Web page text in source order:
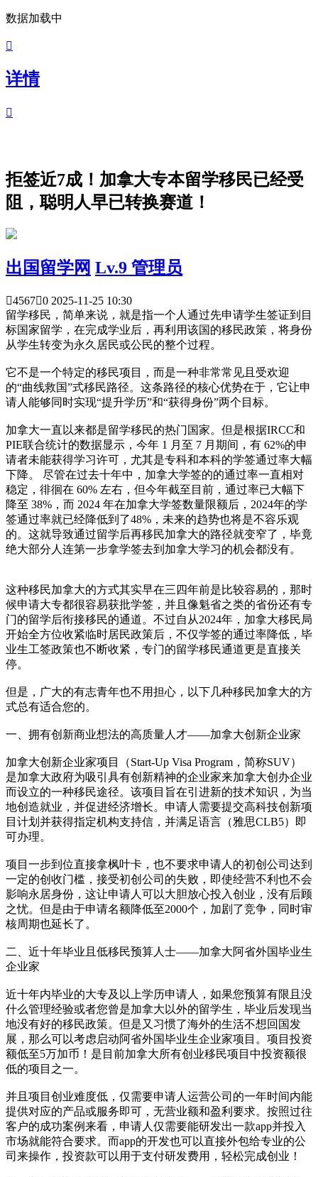
数据加载中

详情

拒签近7成！加拿大专本留学移民已经受
阻，聪明人早已转换赛道！
出国留学网 Lv.9 管理员
45670 2025-11-25 10:30
留学移民，简单来说，就是指一个人通过先申请学生签证到目
标国家留学，在完成学业后，再利用该国的移民政策，将身份
从学生转变为永久居民或公民的整个过程。
它不是一个特定的移民项目，而是一种非常常见且受欢迎
的“曲线救国”式移民路径。这条路径的核心优势在于，它让申
请人能够同时实现“提升学历”和“获得身份”两个目标。
加拿大一直以来都是留学移民的热门国家。但是根据IRCC和
PIE联合统计的数据显示，今年 1 月至 7 月期间，有 62%的申
请者未能获得学习许可，尤其是专科和本科的学签通过率大幅
下降。 尽管在过去十年中，加拿大学签的的通过率一直相对
稳定，徘徊在 60% 左右，但今年截至目前，通过率已大幅下
降至 38%，而 2024 年在加拿大学签数量限额后，2024年的学
签通过率就已经降低到了48%，未来的趋势也将是不容乐观
的。这就导致通过留学后再移民加拿大的路径就变窄了，毕竟
绝大部分人连第一步拿学签去到加拿大学习的机会都没有。
这种移民加拿大的方式其实早在三四年前是比较容易的，那时
候申请大专都很容易获批学签，并且像魁省之类的省份还有专
门的留学后衔接移民的通道。不过自从2024年，加拿大移民局
开始全方位收紧临时居民政策后，不仅学签的通过率降低，毕
业生工签政策也不断收紧，专门的留学移民通道更是直接关
停。
但是，广大的有志青年也不用担心，以下几种移民加拿大的方
式总有适合您的。
一、拥有创新商业想法的高质量人才——加拿大创新企业家
加拿大创新企业家项目（Start-Up Visa Program，简称SUV）
是加拿大政府为吸引具有创新精神的企业家来加拿大创办企业
而设立的一种移民途径。该项目旨在引进新的技术知识，为当
地创造就业，并促进经济增长。申请人需要提交高科技创新项
目计划并获得指定机构支持信，并满足语言（雅思CLB5）即
可办理。
项目一步到位直接拿枫叶卡，也不要求申请人的初创公司达到
一定的创收门槛，接受初创公司的失败，即使经营不利也不会
影响永居身份，这让申请人可以大胆放心投入创业，没有后顾
之忧。但是由于申请名额降低至2000个，加剧了竞争，同时审
核周期也延长了。
二、近十年毕业且低移民预算人士——加拿大阿省外国毕业生
企业家
近十年内毕业的大专及以上学历申请人，如果您预算有限且没
什么管理经验或者您曾是加拿大以外的留学生，毕业后发现当
地没有好的移民政策。但是又习惯了海外的生活不想回国发
展，那么可以考虑启动阿省外国毕业生企业家项目。项目投资
额低至5万加币！是目前加拿大所有创业移民项目中投资额很
低的项目之一。
并且项目创业难度低，仅需要申请人运营公司的一年时间内能
提供对应的产品或服务即可，无营业额和盈利要求。按照过往
客户的成功案例来看，申请人仅需要能研发出一款app并投入
市场就能符合要求。而app的开发也可以直接外包给专业的公
司来操作，投资款可以用于支付研发费用，轻松完成创业！